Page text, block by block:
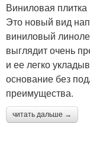
Виниловая плитка
Это новый вид
виниловый
выглядит очень
и ее легко
основание без
преимущества.
читать дальше →